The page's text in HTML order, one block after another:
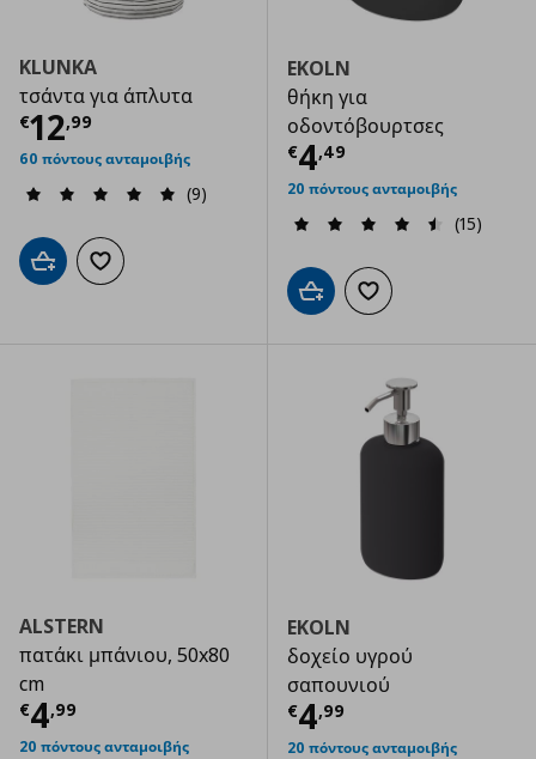
KLUNKA
τσάντα για άπλυτα
€12,99
Τρέχουσα τιμή € 12,99
60 πόντους ανταμοιβής
(9)
Προσθήκη στο καλάθι
Προσθήκη στα αγαπημένα
EKOLN
θήκη για
οδοντόβουρτσες
€4,49
Τρέχουσα
20 πόντους ανταμοιβής
(15)
Προσθήκη στο καλάθι
Προσθήκη στα
ALSTERN
πατάκι μπάνιου, 50x80
cm
€4,99
Τρέχουσα τιμή € 4,99
20 πόντους ανταμοιβής
EKOLN
δοχείο υγρού
σαπουνιού
€4,99
Τρέχουσα
20 πόντους ανταμοιβής